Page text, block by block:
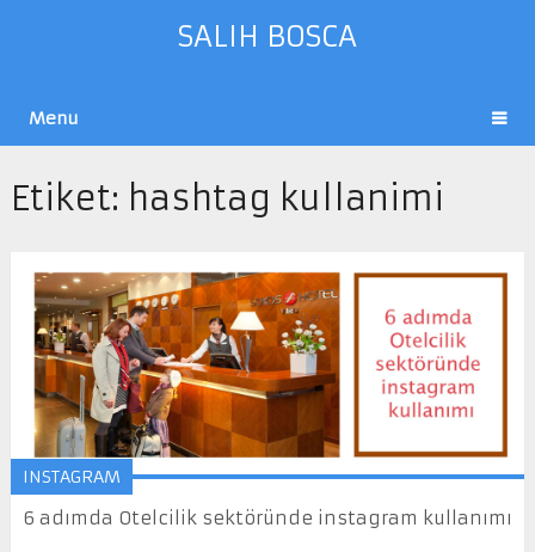
SALIH BOSCA
Menu
Etiket: hashtag kullanimi
INSTAGRAM
6 adımda Otelcilik sektöründe instagram kullanımı